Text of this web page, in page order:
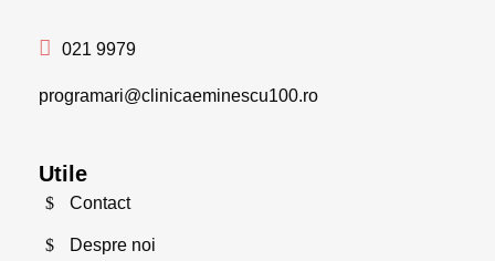
021 9979
programari@clinicaeminescu100.ro
Utile
Contact
Despre noi